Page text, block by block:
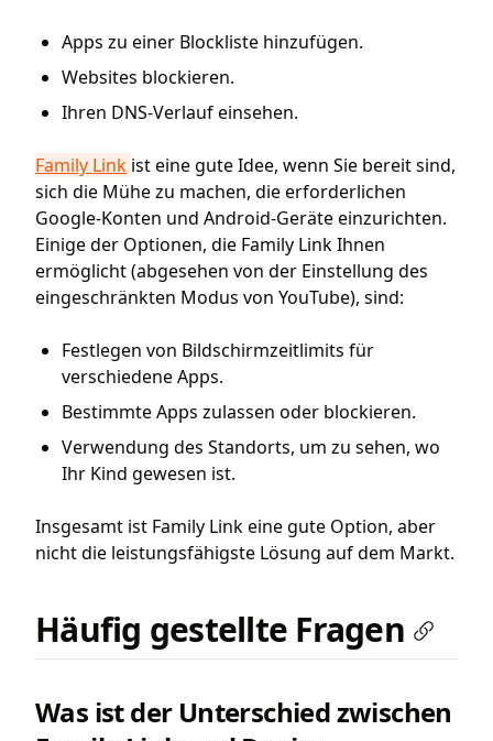
Apps zu einer Blockliste hinzufügen.
Websites blockieren.
Ihren DNS-Verlauf einsehen.
Family Link ist eine gute Idee, wenn Sie bereit sind,
sich die Mühe zu machen, die erforderlichen
Google-Konten und Android-Geräte einzurichten.
Einige der Optionen, die Family Link Ihnen
ermöglicht (abgesehen von der Einstellung des
eingeschränkten Modus von YouTube), sind:
Festlegen von Bildschirmzeitlimits für
verschiedene Apps.
Bestimmte Apps zulassen oder blockieren.
Verwendung des Standorts, um zu sehen, wo
Ihr Kind gewesen ist.
Insgesamt ist Family Link eine gute Option, aber
nicht die leistungsfähigste Lösung auf dem Markt.
Häufig gestellte Fragen
Was ist der Unterschied zwischen